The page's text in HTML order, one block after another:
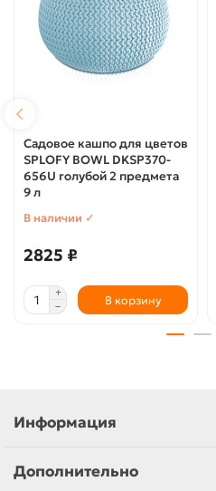
Садовое кашпо для цветов
SPLOFY BOWL DKSP370-
656U голубой 2 предмета
9 л
В наличии ✓
2825 ₽
В корзину
Информация
Дополнительно